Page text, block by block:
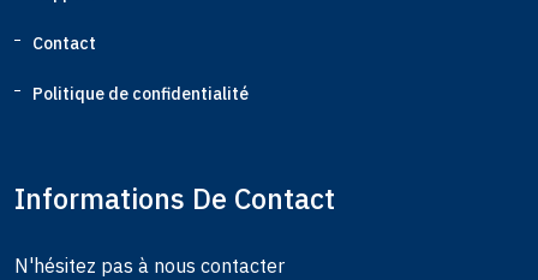
Contact
Politique de confidentialité
Informations De Contact
N'hésitez pas à nous contacter